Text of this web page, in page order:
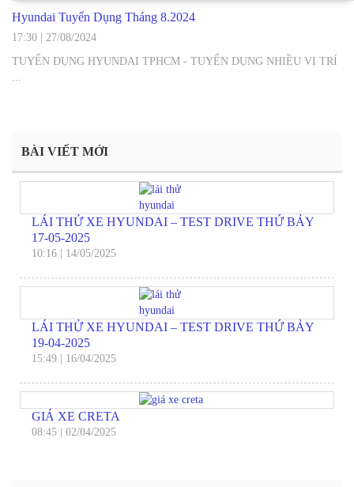
Hyundai Tuyển Dụng Tháng 8.2024
17:30
27/08/2024
TUYỂN DỤNG HYUNDAI TPHCM - TUYỂN DỤNG NHIỀU VỊ TRÍ
...
BÀI VIẾT MỚI
LÁI THỬ XE HYUNDAI – TEST DRIVE THỨ BẢY
17-05-2025
10:16 14/05/2025
LÁI THỬ XE HYUNDAI – TEST DRIVE THỨ BẢY
19-04-2025
15:49 16/04/2025
GIÁ XE CRETA
08:45 02/04/2025